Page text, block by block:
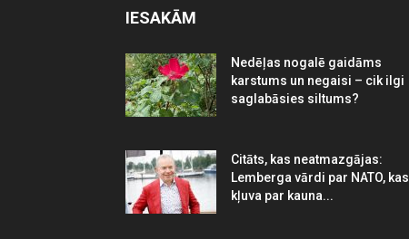
IESAKĀM
Nedēļas nogalē gaidāms
karstums un negaisi – cik ilgi
saglabāsies siltums?
Citāts, kas neatmazgājas:
Lemberga vārdi par NATO, kas
kļuva par kauna...